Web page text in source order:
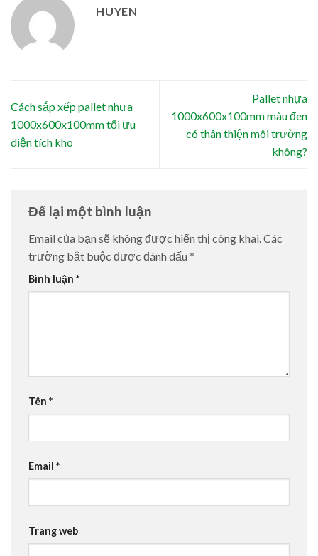
HUYEN
Cách sắp xếp pallet nhựa
1000x600x100mm tối ưu
diện tích kho
Pallet nhựa
1000x600x100mm màu đen
có thân thiện môi trường
không?
Để lại một bình luận
Email của bạn sẽ không được hiển thị công khai. Các
trường bắt buộc được đánh dấu *
Bình luận *
Tên *
Email *
Trang web